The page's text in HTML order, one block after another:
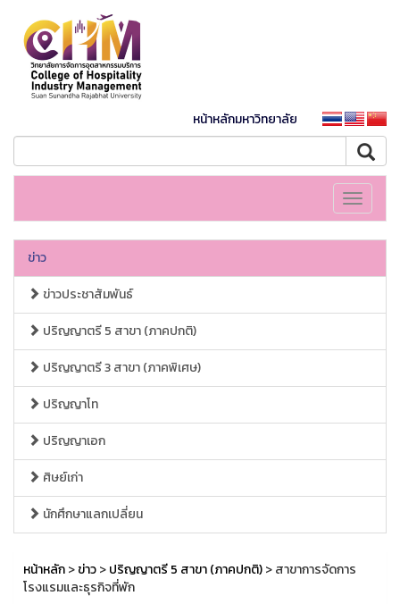
หน้าหลักมหาวิทยาลัย
Toggle
ข่าว
ข่าวประชาสัมพันธ์
ปริญญาตรี 5 สาขา (ภาคปกติ)
ปริญญาตรี 3 สาขา (ภาคพิเศษ)
ปริญญาโท
ปริญญาเอก
ศิษย์เก่า
นักศึกษาแลกเปลี่ยน
หน้าหลัก>ข่าว>ปริญญาตรี 5 สาขา (ภาคปกติ)> สาขาการจัดการ
โรงแรมและธุรกิจที่พัก